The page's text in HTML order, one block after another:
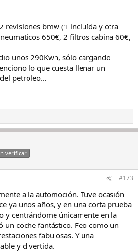
revisiones bmw (1 incluída y otra
650€, 2 filtros cabina 60€,
unos 290Kwh, sólo cargando
lo que cuesta llenar un
petroleo…
verificar
#173
a la automoción. Tuve ocasión
ya unos años, y en una corta prueba
y centrándome únicamente en la
un coche fantástico. Feo como un
fabulosas. Y una
y divertida.